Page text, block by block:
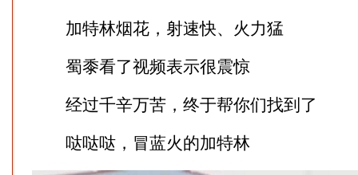
加特林烟花，射速快、火力猛
蜀黍看了视频表示很震惊
经过千辛万苦，终于帮你们找到了
哒哒哒，冒蓝火的加特林